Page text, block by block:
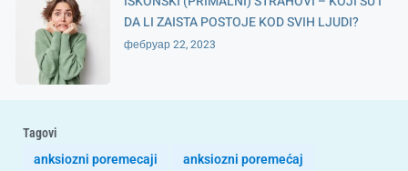
DA LI ZAISTA POSTOJE KOD SVIH LJUDI?
фебруар 22, 2023
Tagovi
anksiozni poremecaji
anksiozni poremećaj